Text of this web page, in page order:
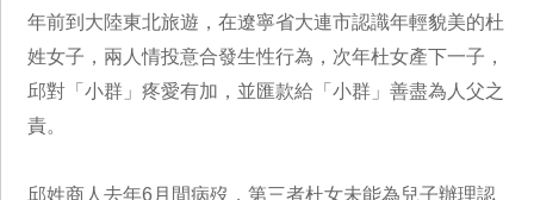
年前到大陸東北旅遊，在遼寧省大連市認識年輕貌美的杜
姓女子，兩人情投意合發生性行為，次年杜女產下一子，
邱對「小群」疼愛有加，並匯款給「小群」善盡為人父之
責。
邱姓商人去年6月間病歿，第三者杜女未能為兒子辦理認